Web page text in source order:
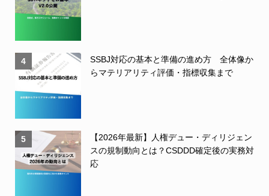
4
SSBJ対応の基本と準備の進め方 全体像か
らマテリアリティ評価・指標収集まで
5
【2026年最新】人権デュー・ディリジェン
スの規制動向とは？CSDDD確定後の実務対
応